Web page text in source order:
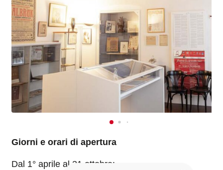
Giorni e orari di apertura
Dal 1° aprile al 31 ottobre: